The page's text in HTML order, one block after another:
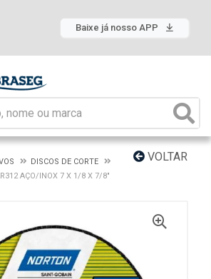
Baixe já nosso APP
VOLTAR
DISCOS DE CORTE
AÇO/INOX 7 X 1/8 X 7/8"